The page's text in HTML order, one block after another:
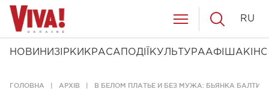
НОВИНИ ЗІРКИ КРАСА ПОДІЇ КУЛЬТУРААФІША КІНО
RU
ГОЛОВНА АРХІВ В БЕЛОМ ПЛАТЬЕ И БЕЗ МУЖА: БЬЯНКА БАЛТИ